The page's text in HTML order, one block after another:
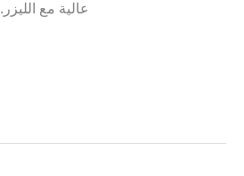
عالية مع الليزر.